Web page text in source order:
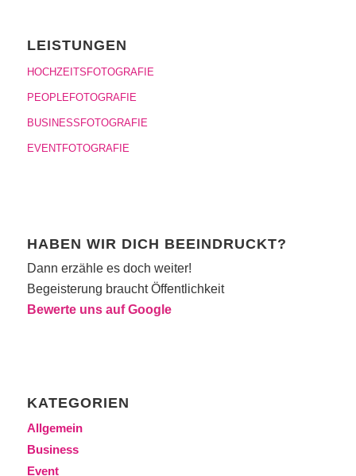
LEISTUNGEN
HOCHZEITSFOTOGRAFIE
PEOPLEFOTOGRAFIE
BUSINESSFOTOGRAFIE
EVENTFOTOGRAFIE
HABEN WIR DICH BEEINDRUCKT?
Dann erzähle es doch weiter!
Begeisterung braucht Öffentlichkeit
Bewerte uns auf Google
KATEGORIEN
Allgemein
Business
Event